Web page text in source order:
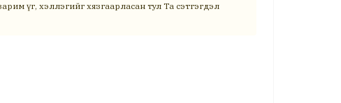
үг, хэллэгийг хязгаарласан тул Та сэтгэгдэл